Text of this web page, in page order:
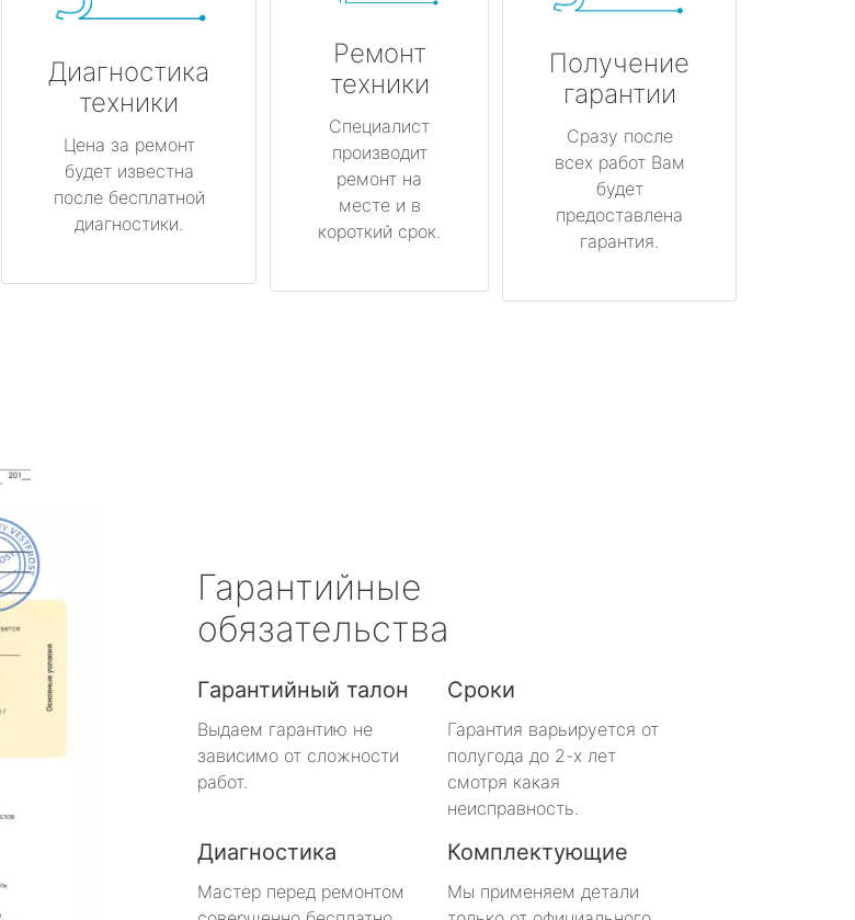
Диагностика
техники
Цена за ремонт
будет известна
после бесплатной
диагностики.
Ремонт
техники
Специалист
производит
ремонт на
месте и в
короткий срок.
Получение
гарантии
Сразу после
всех работ Вам
будет
предоставлена
гарантия.
Гарантийные
обязательства
Гарантийный талон
Выдаем гарантию не
зависимо от сложности
работ.
Сроки
Гарантия варьируется от
полугода до 2-х лет
смотря какая
неисправность.
Диагностика
Мастер перед ремонтом
Комплектующие
Мы применяем детали